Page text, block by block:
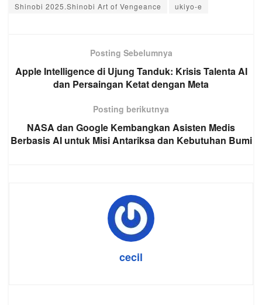
Shinobi 2025.Shinobi Art of Vengeance
ukiyo-e
Posting Sebelumnya
Apple Intelligence di Ujung Tanduk: Krisis Talenta AI
dan Persaingan Ketat dengan Meta
Posting berikutnya
NASA dan Google Kembangkan Asisten Medis
Berbasis AI untuk Misi Antariksa dan Kebutuhan Bumi
cecil